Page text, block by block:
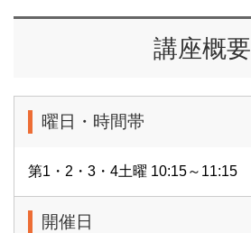
講座概要
曜日・時間帯
第1・2・3・4土曜 10:15～11:15
開催日